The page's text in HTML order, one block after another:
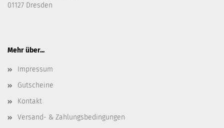
01127 Dresden
Mehr über...
Impressum
Gutscheine
Kontakt
Versand- & Zahlungsbedingungen